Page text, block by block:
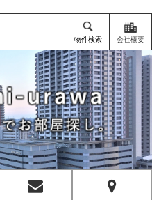
物件検索 会社概要